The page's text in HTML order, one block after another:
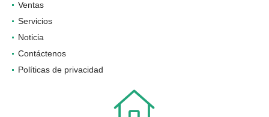
Inicio
Ventas
Servicios
Noticia
Contáctenos